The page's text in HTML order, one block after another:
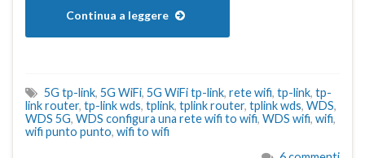
Continua a leggere
5G tp-link, 5G WiFi, 5G WiFi tp-link, rete wifi, tp-link, tp-
link router, tp-link wds, tplink, tplink router, tplink wds, WDS,
WDS 5G, WDS configura una rete wifi to wifi, WDS wifi, wifi,
wifi punto punto, wifi to wifi